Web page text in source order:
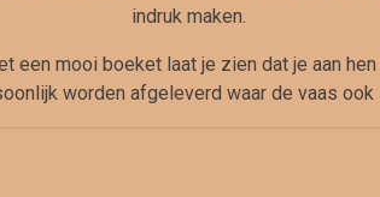
indruk maken.
een mooi boeket laat je zien dat je aan
worden afgeleverd waar de vaas ook